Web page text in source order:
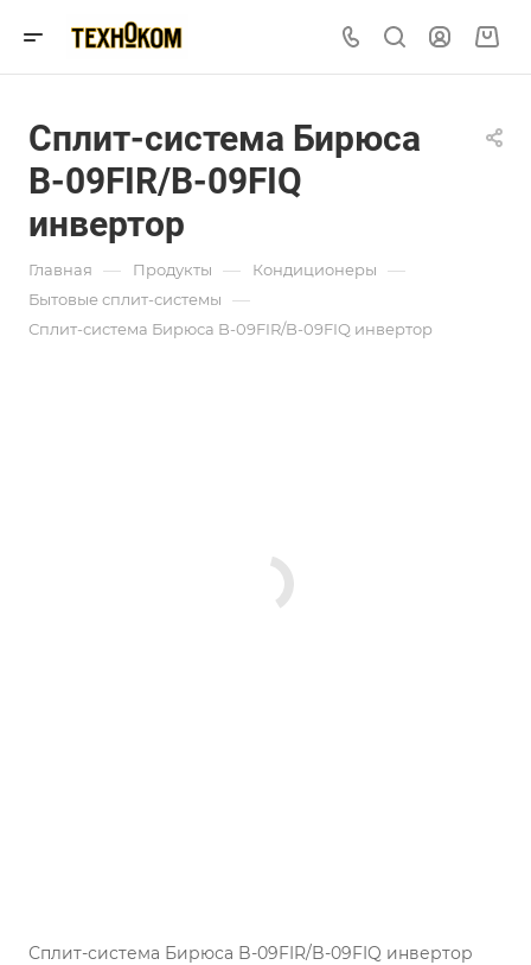
Сплит-система Бирюса
B-09FIR/B-09FIQ
инвертор
Главная — Продукты — Кондиционеры —
Бытовые сплит-системы —
Сплит-система Бирюса B-09FIR/B-09FIQ инвертор
Сплит-система Бирюса B-09FIR/B-09FIQ инвертор